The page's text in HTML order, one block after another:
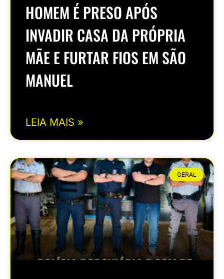
HOMEM É PRESO APÓS
INVADIR CASA DA PRÓPRIA
MÃE E FURTAR FIOS EM SÃO
MANUEL
LEIA MAIS »
GERAL